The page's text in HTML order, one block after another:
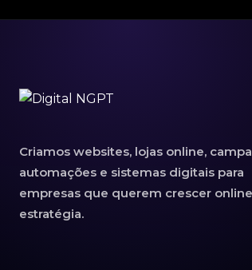
Criamos websites, lojas online,
automações e sistemas digitais para
empresas que querem crescer
estratégia.